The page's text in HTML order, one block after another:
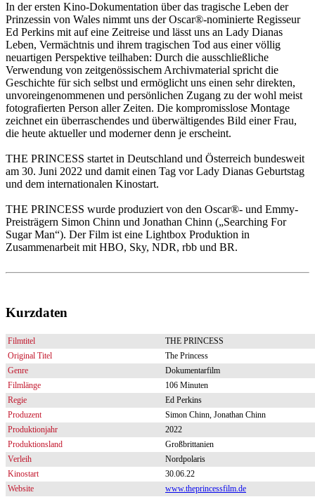
In der ersten Kino-Dokumentation über das tragische Leben der
Prinzessin von Wales nimmt uns der Oscar®-nominierte Regisseur
Ed Perkins mit auf eine Zeitreise und lässt uns an Lady Dianas
Leben, Vermächtnis und ihrem tragischen Tod aus einer völlig
neuartigen Perspektive teilhaben: Durch die ausschließliche
Verwendung von zeitgenössischem Archivmaterial spricht die
Geschichte für sich selbst und ermöglicht uns einen sehr direkten,
unvoreingenommenen und persönlichen Zugang zu der wohl meist
fotografierten Person aller Zeiten. Die kompromisslose Montage
zeichnet ein überraschendes und überwältigendes Bild einer Frau,
die heute aktueller und moderner denn je erscheint.
THE PRINCESS startet in Deutschland und Österreich bundesweit
am 30. Juni 2022 und damit einen Tag vor Lady Dianas Geburtstag
und dem internationalen Kinostart.
THE PRINCESS wurde produziert von den Oscar®- und Emmy-
Preisträgern Simon Chinn und Jonathan Chinn („Searching For
Sugar Man“). Der Film ist eine Lightbox Produktion in
Zusammenarbeit mit HBO, Sky, NDR, rbb und BR.
Kurzdaten
Filmtitel
THE PRINCESS
Original Titel
The Princess
Genre
Dokumentarfilm
Filmlänge
106 Minuten
Regie
Ed Perkins
Produzent
Simon Chinn, Jonathan Chinn
Produktionjahr
2022
Produktionsland
Großbrittanien
Verleih
Nordpolaris
Kinostart
30.06.22
Website
www.theprincessfilm.de